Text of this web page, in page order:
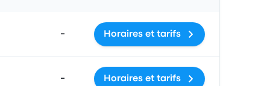
- Horaires et tarifs
- Horaires et tarifs